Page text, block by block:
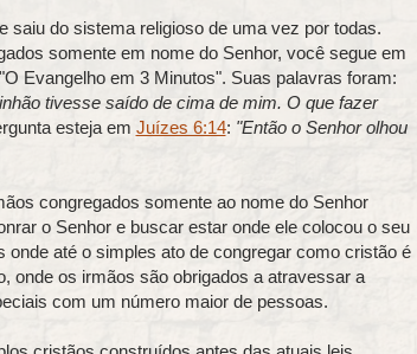
saiu do sistema religioso de uma vez por todas.
somente em nome do Senhor, você segue em
Evangelho em 3 Minutos". Suas palavras foram:
tivesse saído de cima de mim. O que fazer
esteja em Juízes 6:14: "Então o Senhor olhou
congregados somente ao nome do Senhor
o Senhor e buscar estar onde ele colocou o seu
até o simples ato de congregar como cristão é
onde os irmãos são obrigados a atravessar a
com um número maior de pessoas.